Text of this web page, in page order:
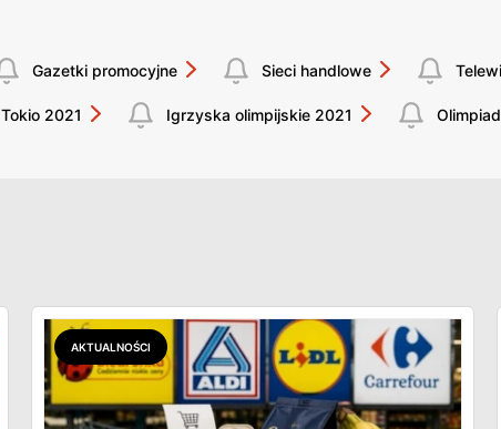
Gazetki promocyjne Sieci handlowe
Tokio 2021 Igrzyska olimpijskie 2021
AKTUALNOŚCI